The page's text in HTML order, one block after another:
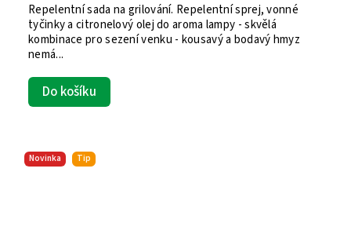
Do košíku
Repelentní sada na grilování. Repelentní sprej, vonné
tyčinky a citronelový olej do aroma lampy - skvělá
kombinace pro sezení venku - kousavý a bodavý hmyz
nemá...
Novinka Tip